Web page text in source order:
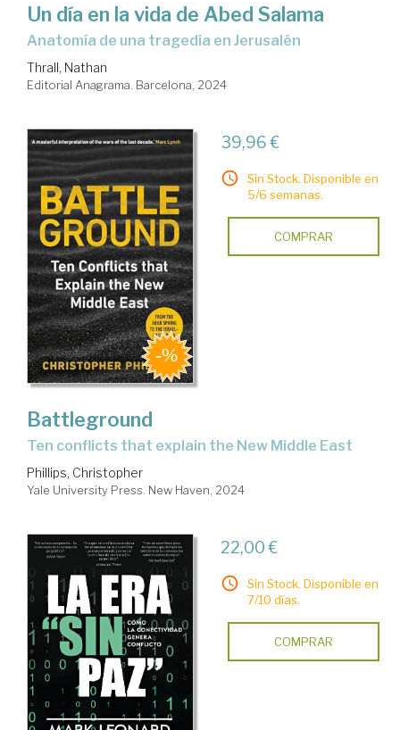
Un día en la vida de Abed Salama
anatomía de una tragedia en Jerusalén
Thrall, Nathan
Editorial Anagrama. Barcelona, 2024
39,96 €
Sin Stock. Disponible en
5/6 semanas.
COMPRAR
Battleground
ten conflicts that explain the New Middle East
Phillips, Christopher
Yale University Press. New Haven, 2024
22,00 €
Sin Stock. Disponible en
7/10 días.
COMPRAR